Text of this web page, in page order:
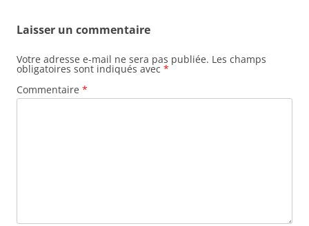
Laisser un commentaire
Votre adresse e-mail ne sera pas publiée. Les champs
obligatoires sont indiqués avec *
Commentaire *